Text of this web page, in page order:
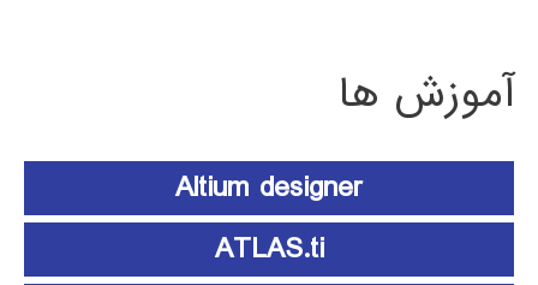
آموزش ها
Altium designer
ATLAS.ti